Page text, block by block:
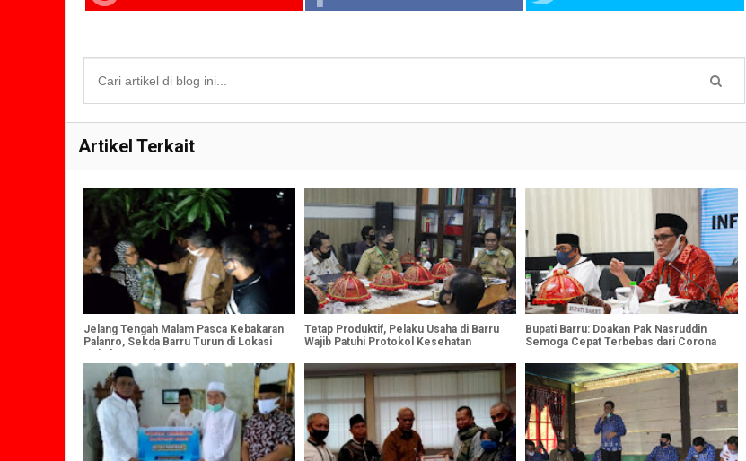
Artikel Terkait
Jelang Tengah Malam Pasca Kebakaran
Palanro, Sekda Barru Turun di Lokasi
Tetap Produktif, Pelaku Usaha di Barru
Wajib Patuhi Protokol Kesehatan
Bupati Barru: Doakan Pak Nasruddin
Semoga Cepat Terbebas dari Corona